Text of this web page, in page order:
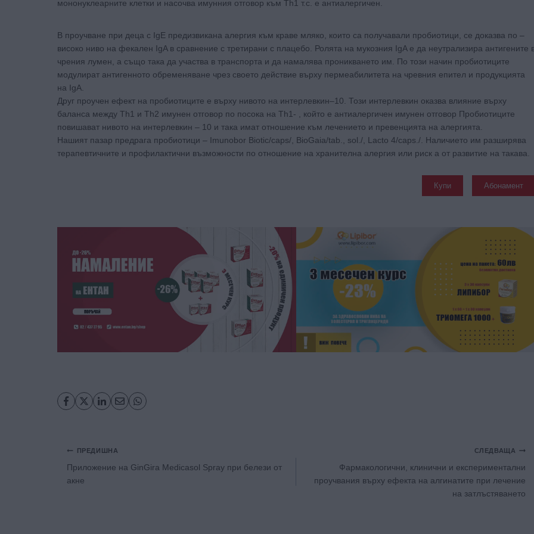
мононуклеарните клетки и насочва имунния отговор към Th1 т.с. е антиалергичен.
В проучване при деца с IgE предизвикана алергия към краве мляко, които са получавали пробиотици, се доказва по –
високо ниво на фекален IgA в сравнение с третирани с плацебо. Ролята на мукозния IgA е да неутрализира антигените
чрения лумен, а също така да участва в транспорта и да намалява проникването им. По този начин пробиотиците
модулират антигенното обременяване чрез своето действие върху пермеабилитета на чревния епител и продукцията
на IgA.
Друг проучен ефект на пробиотиците е върху нивото на интерлевкин–10. Този интерлевкин оказва влияние върху
баланса между Th1 и Th2 имунен отговор по посока на Th1- , който е антиалергичен имунен отговор Пробиотиците
повишават нивото на интерлевкин – 10 и така имат отношение към лечението и превенцията на алергията.
Нашият пазар предрага пробиотици – Imunobor Biotic/caps/, BioGaia/tab., sol./, Lacto 4/caps./. Наличието им разширява
терапевтичните и профилактични възможности по отношение на хранителна алергия или риск а от развитие на такава.
Купи Абонамент
Навигация
ПРЕДИШНА
Приложение на GinGira Medicasol Spray при белези от
акне
СЛЕДВАЩА
Фaрмакологични, клинични и експериментални
проучвания върху ефекта на алгинатите при лечение
на затлъстяването